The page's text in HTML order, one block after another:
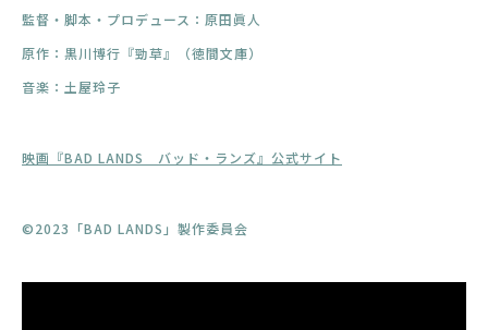
監督・脚本・プロデュース：原田眞人
原作：黒川博行『勁草』（徳間文庫）
音楽：土屋玲子
映画『BAD LANDS バッド・ランズ』公式サイト
©2023「BAD LANDS」製作委員会